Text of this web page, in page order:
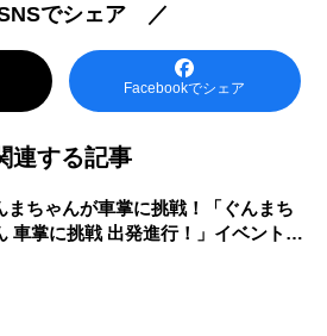
でシェア ／
Facebookでシェア
連する記事
まちゃんが車掌に挑戦！「ぐんまち
車掌に挑戦 出発進行！」イベント情